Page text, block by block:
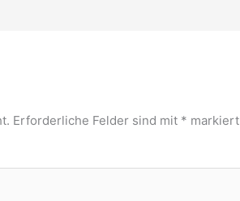
Erforderliche Felder sind mit * markiert